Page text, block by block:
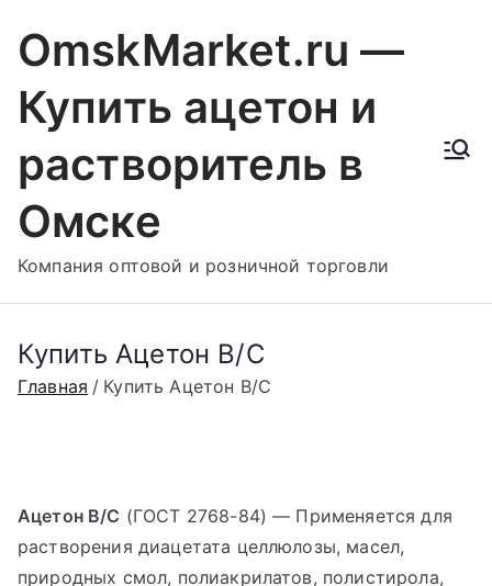
OmskMarket.ru —
Купить ацетон и
растворитель в
Омске
Компания оптовой и розничной торговли
Купить Ацетон В/С
Главная Купить Ацетон В/С
Ацетон В/С (ГОСТ 2768-84) — Применяется для
растворения диацетата целлюлозы, масел,
природных смол, полиакрилатов, полистирола,